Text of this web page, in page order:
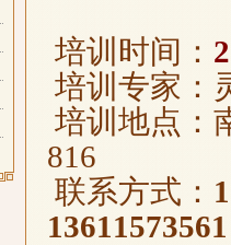
培训时间：
培训专家：
培训地点：
816
联系方式：